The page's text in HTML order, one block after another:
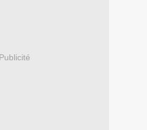
Publicité